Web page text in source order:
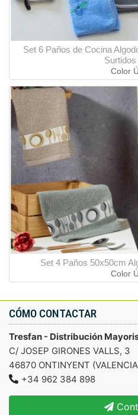
Set 6 Paños de Cocina
Color
Set 4 Paños 50x50cm
Color
CÓMO CONTACTAR
Tresfan - Distribución
C/ JOSEP GIRONES VALLS, 3
46870 ONTINYENT
+34 962 384 898